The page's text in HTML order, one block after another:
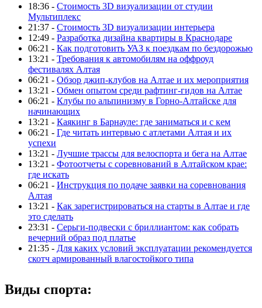
18:36 - Стоимость 3D визуализации от студии
Мультиплекс
21:37 - Стоимость 3D визуализации интерьера
12:49 - Разработка дизайна квартиры в Краснодаре
06:21 - Как подготовить УАЗ к поездкам по бездорожью
13:21 - Требования к автомобилям на оффроуд
фестивалях Алтая
06:21 - Обзор джип-клубов на Алтае и их мероприятия
13:21 - Обмен опытом среди рафтинг-гидов на Алтае
06:21 - Клубы по альпинизму в Горно-Алтайске для
начинающих
13:21 - Каякинг в Барнауле: где заниматься и с кем
06:21 - Где читать интервью с атлетами Алтая и их
успехи
13:21 - Лучшие трассы для велоспорта и бега на Алтае
13:21 - Фотоотчеты с соревнований в Алтайском крае:
где искать
06:21 - Инструкция по подаче заявки на соревнования
Алтая
13:21 - Как зарегистрироваться на старты в Алтае и где
это сделать
23:31 - Серьги-подвески с бриллиантом: как собрать
вечерний образ под платье
21:35 - Для каких условий эксплуатации рекомендуется
скотч армированный влагостойкого типа
Виды спорта: